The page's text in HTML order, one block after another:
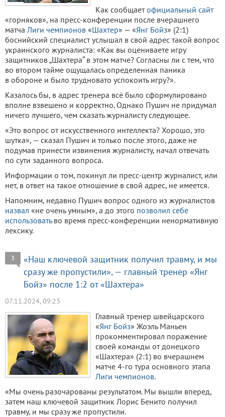
Как сообщаетофициальный сайт
«горняков», на пресс-конференции после вчерашнего
матча Лиги чемпионов «Шахтер» — «Янг Бойз» (2:1)
боснийский специалист услышал в свой адрес такой вопрос
украинского журналиста: «Как вы оцениваете игру
защитников „Шахтера“ в этом матче? Согласны ли с тем, что
во втором тайме ощущалась определенная паника
в обороне и было трудновато успокоить игру?».
Казалось бы, в адрес тренера всё было сформулировано
вполне взвешено и корректно. Однако Пушич не придумал
ничего лучшего, чем сказать журналисту следующее.
«Это вопрос от искусственного интеллекта? Хорошо, это
шутка», — сказал Пушич и только после этого, даже не
подумав принести извинения журналисту, начал отвечать
по сути заданного вопроса.
Информации о том, покинул ли пресс-центр журналист, или
нет, в ответ на такое отношение в свой адрес, не имеется.
Напомним, недавно Пушич вопрос одного из журналистов
назвал «не очень умным», а до этого позволил себе
использоватьво время пресс-конференции ненормативную
лексику.
3
«Наш ключевой защитник получил травму, и мы
сразу же пропустили», — главный тренер «Янг
Бойз» после 1:2 от «Шахтера»
07.11.2024, 09:23
Главный тренер швейцарского
«Янг Бойз» Жоэль Маньен
прокомментировал поражение
своей команды от донецкого
«Шахтера» (2:1) во вчерашнем
матче 4-го тура основного этапа
Лиги чемпионов.
«Мы очень разочарованы результатом. Мы вышли вперед,
затем наш ключевой защитник Лорис Бенито получил
травму, и мы сразу же пропустили.